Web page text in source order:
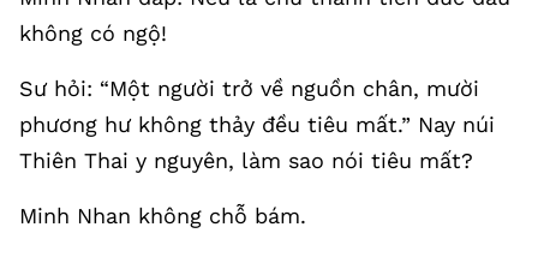
không có ngộ!
Sư hỏi: “Một người trở về nguồn chân, mười
phương hư không thảy đều tiêu mất.” Nay núi
Thiên Thai y nguyên, làm sao nói tiêu mất?
Minh Nhan không chỗ bám.